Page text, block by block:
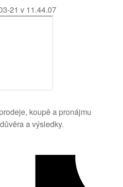
koupě a pronájmu
a výsledky.